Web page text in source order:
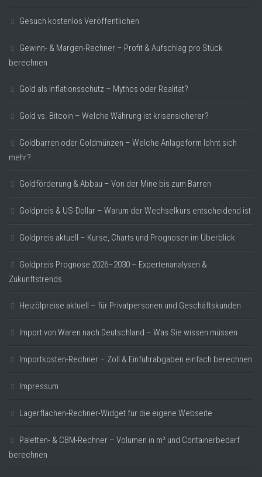
Gesuch kostenlos Veröffentlichen
Gewinn- & Margen-Rechner – Profit & Aufschlag pro Stück
berechnen
Gold als Inflationsschutz – Mythos oder Realität?
Gold vs. Bitcoin – Welche Währung ist krisensicherer?
Goldbarren oder Goldmünzen – Welche Anlageform lohnt sich
mehr?
Goldförderung & Abbau – Von der Mine bis zum Barren
Goldpreis & US-Dollar – Warum der Wechselkurs entscheidend ist
Goldpreis aktuell – Kurse, Charts und Prognosen im Überblick
Goldpreis Prognose 2026–2030 – Expertenanalysen &
Zukunftstrends
Heizölpreise aktuell – für Privatpersonen und Geschäftskunden
Import von Waren nach Deutschland – Was Sie wissen müssen
Importkosten-Rechner – Zoll & Einfuhrabgaben einfach berechnen
Impressum
Lagerflächen-Rechner-Widget für die eigene Webseite
Paletten- & CBM-Rechner – Volumen in m³ und Containerbedarf
berechnen